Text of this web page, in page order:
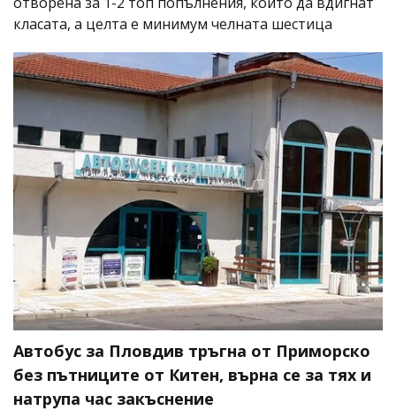
класата, а целта е минимум челната шестица
Автобус за Пловдив тръгна от Приморско
без пътниците от Китен, върна се за тях и
натрупа час закъснение